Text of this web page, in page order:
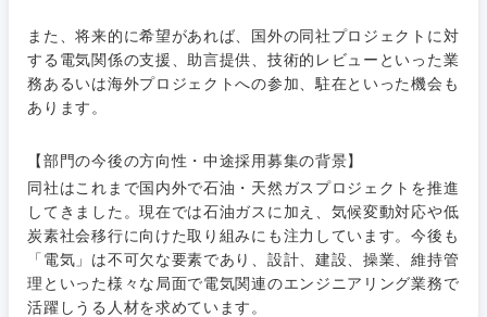
また、将来的に希望があれば、国外の同社プロジェクトに対
する電気関係の支援、助言提供、技術的レビューといった業
務あるいは海外プロジェクトへの参加、駐在といった機会も
あります。
【部門の今後の方向性・中途採用募集の背景】
同社はこれまで国内外で石油・天然ガスプロジェクトを推進
してきました。現在では石油ガスに加え、気候変動対応や低
炭素社会移行に向けた取り組みにも注力しています。今後も
「電気」は不可欠な要素であり、設計、建設、操業、維持管
理といった様々な局面で電気関連のエンジニアリング業務で
活躍しうる人材を求めています。
人事
マーケテ
ィング
営業
サービス
クリエイ
ティブ
経営企画
その他企画業務
営業
クリエイティブ
コンサルタント
専門職
食品・化粧品・アパレル・消費財
金融
建設・不動産
こだわり条件を入力ください
上場企業
スタートアップ企
業
外資系企業 英語を活かす